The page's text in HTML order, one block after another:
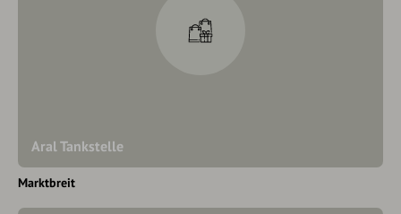
Aral Tankstelle
Marktbreit